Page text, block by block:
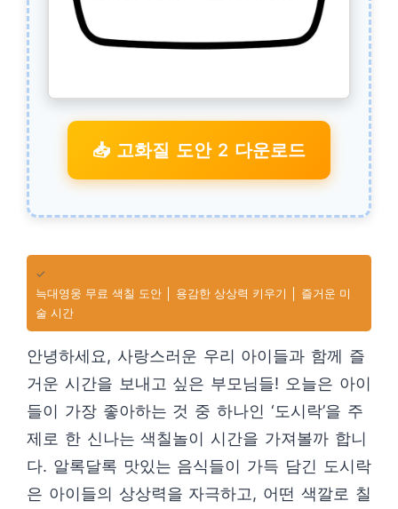
📥 고화질 도안 2 다운로드
✓
늑대영웅 무료 색칠 도안 │ 용감한 상상력 키우기 │ 즐거운 미
술 시간
안녕하세요, 사랑스러운 우리 아이들과 함께 즐
거운 시간을 보내고 싶은 부모님들! 오늘은 아이
들이 가장 좋아하는 것 중 하나인 ‘도시락’을 주
제로 한 신나는 색칠놀이 시간을 가져볼까 합니
다. 알록달록 맛있는 음식들이 가득 담긴 도시락
은 아이들의 상상력을 자극하고, 어떤 색깔로 칠